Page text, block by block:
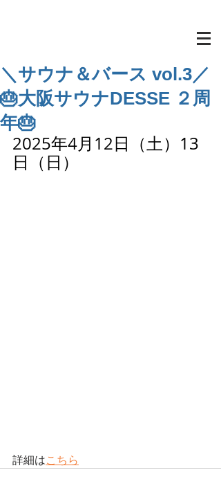
＼サウナ＆バース vol.3／
🎂大阪サウナDESSE ２周
年🎂
2025年4月12日（土）13
日（日）
詳細はこちら